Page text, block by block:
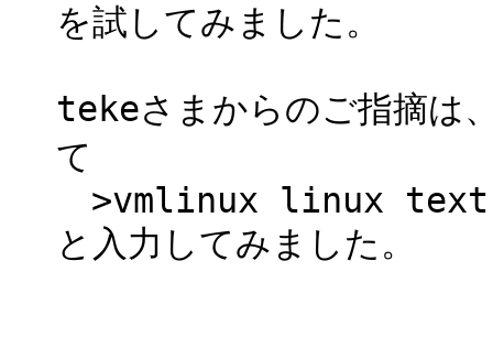
を試してみました。
tekeさまからのご指摘は
て
>vmlinux linux text
と入力してみました。